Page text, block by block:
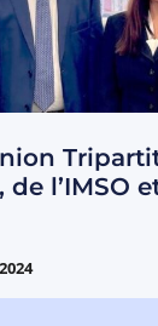
de l’IMSO